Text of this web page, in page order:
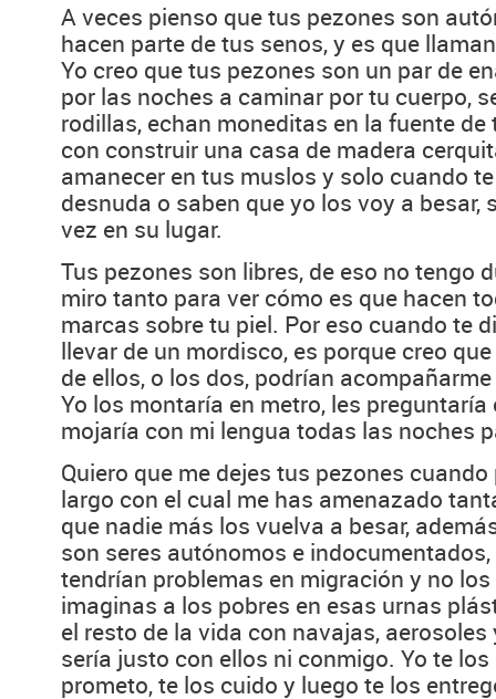
A veces pienso que tus pezones son
hacen parte de tus senos, y es que
Yo creo que tus pezones son un par de
por las noches a caminar por tu cuerpo,
rodillas, echan moneditas en la fuente
con construir una casa de madera
amanecer en tus muslos y solo cuando
desnuda o saben que yo los voy a besar,
vez en su lugar.
Tus pezones son libres, de eso no tengo
miro tanto para ver cómo es que hacen
marcas sobre tu piel. Por eso cuando te
llevar de un mordisco, es porque creo
de ellos, o los dos, podrían
Yo los montaría en metro, les
mojaría con mi lengua todas las noches
Quiero que me dejes tus pezones
largo con el cual me has amenazado
que nadie más los vuelva a besar,
son seres autónomos e
tendrían problemas en migración y no los
imaginas a los pobres en esas urnas
el resto de la vida con navajas, aerosoles
sería justo con ellos ni conmigo. Yo te
prometo, te los cuido y luego te los